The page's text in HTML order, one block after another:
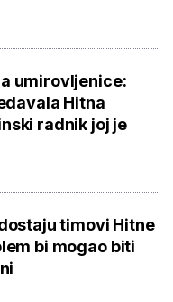
umirovljenice:
Hitna
radnik joj je
timovi Hitne
bi mogao biti